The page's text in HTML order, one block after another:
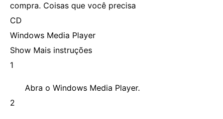
compra. Coisas que você precisa
CD
Windows Media Player
Show Mais instruções
1
Abra o Windows Media Player.
2